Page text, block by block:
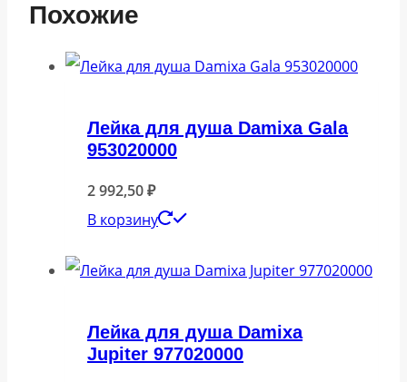
Похожие
Лейка для душа Damixa Gala
953020000
2 992,50₽
В корзину
Лейка для душа Damixa
Jupiter 977020000